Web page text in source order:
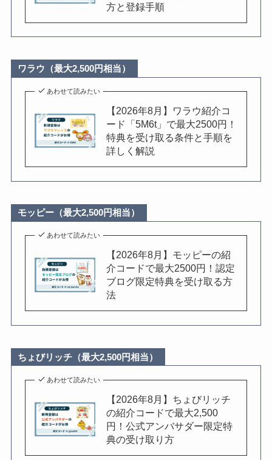
方と登録手順
ワラウ（最大2,500円相当）
あわせて読みたい
【2026年8月】ワラウ紹介コ
ード「5M6t」で最大2500円！
特典を受け取る条件と手順を
詳しく解説
モッピー（最大2,500円相当）
あわせて読みたい
【2026年8月】モッピーの紹
介コードで最大2500円！認定
ブログ限定特典を受け取る方
法
ちょびリッチ（最大2,500円相当）
あわせて読みたい
【2026年8月】ちょびリッチ
の紹介コードで最大2,500
円！公式アンバサダー限定特
典の受け取り方